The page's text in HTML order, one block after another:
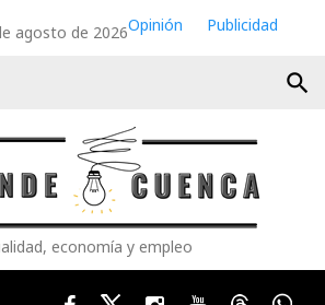
agosto de 2026Opinión
Publicidad
search
economía y empleo